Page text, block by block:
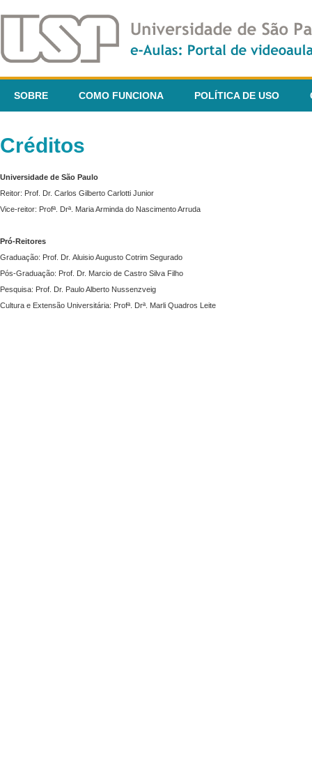
SOBRE COMO FUNCIONA POLÍTICA DE USO
Créditos
Universidade de São Paulo
Reitor: Prof. Dr. Carlos Gilberto Carlotti Junior
Vice-reitor: Profª. Drª. Maria Arminda do Nascimento Arruda
Pró-Reitores
Graduação: Prof. Dr. Aluisio Augusto Cotrim Segurado
Pós-Graduação: Prof. Dr. Marcio de Castro Silva Filho
Pesquisa: Prof. Dr. Paulo Alberto Nussenzveig
Cultura e Extensão Universitária: Profª. Drª. Marli Quadros Leite